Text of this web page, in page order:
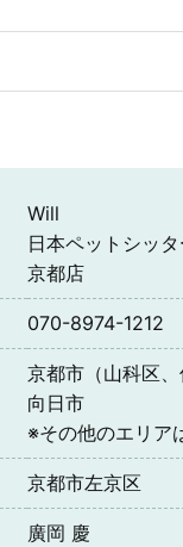
Will
日本ペットシッ
京都店
070-8974-1212
京都市（山科区、
向日市
※その他のエリア
京都市左京区
廣岡 慶